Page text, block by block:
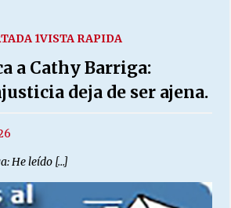
1VISTA RAPIDA
a Cathy Barriga:
deja de ser ajena.
He leído […]